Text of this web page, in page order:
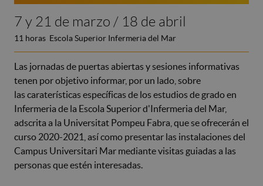
7 y 21 de marzo / 18 de abril
11 horas Escola Superior Infermeria del Mar
Las jornadas de puertas abiertas y sesiones informativas
tenen por objetivo informar, por un lado, sobre
las caraterísticas específicas de los estudios de grado en
Infermeria de la Escola Superior d'Infermeria del Mar,
adscrita a la Universitat Pompeu Fabra, que se ofrecerán el
curso 2020-2021, así como presentar las instalaciones del
Campus Universitari Mar mediante visitas guiadas a las
personas que estén interesadas.